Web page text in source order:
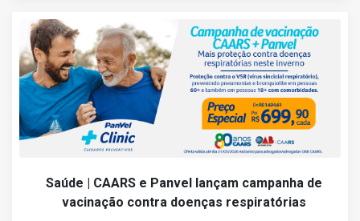
Saúde | CAARS e Panvel lançam campanha de
vacinação contra doenças respiratórias